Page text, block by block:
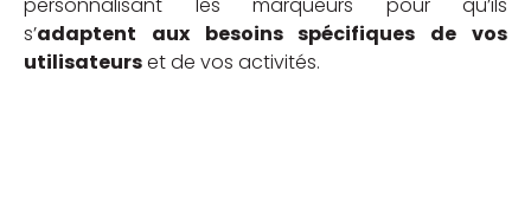
s’adaptent aux besoins spécifiques de vos
utilisateurset de vos activités.